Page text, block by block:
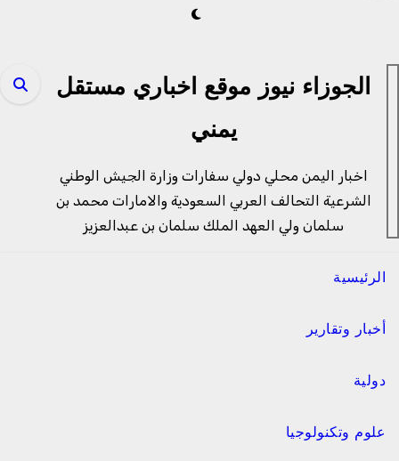
الجوزاء نيوز موقع اخباري مستقل
يمني
اخبار اليمن محلي دولي سفارات وزارة الجيش الوطني
الشرعية التحالف العربي السعودية والامارات محمد بن
سلمان ولي العهد الملك سلمان بن عبدالعزيز
الرئيسية
أخبار وتقارير
دولية
علوم وتكنولوجيا